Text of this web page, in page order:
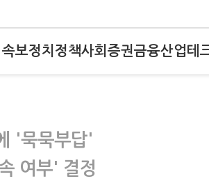
속보정치 정책사회 증권금융산업테
'묵묵부답'
여부' 결정